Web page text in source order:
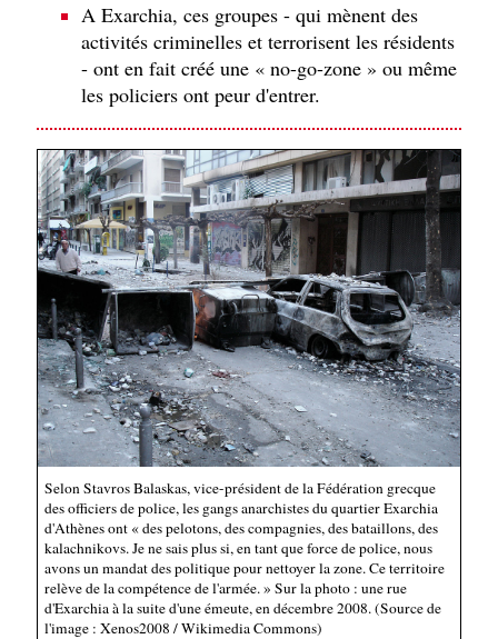
A Exarchia, ces groupes - qui mènent des
activités criminelles et terrorisent les résidents
- ont en fait créé une « no-go-zone » ou même
les policiers ont peur d'entrer.
Selon Stavros Balaskas, vice-président de la Fédération grecque
des officiers de police, les gangs anarchistes du quartier Exarchia
d'Athènes ont « des pelotons, des compagnies, des bataillons, des
kalachnikovs. Je ne sais plus si, en tant que force de police, nous
avons un mandat des politique pour nettoyer la zone. Ce territoire
relève de la compétence de l'armée. » Sur la photo : une rue
d'Exarchia à la suite d'une émeute, en décembre 2008. (Source de
l'image : Xenos2008 / Wikimedia Commons)